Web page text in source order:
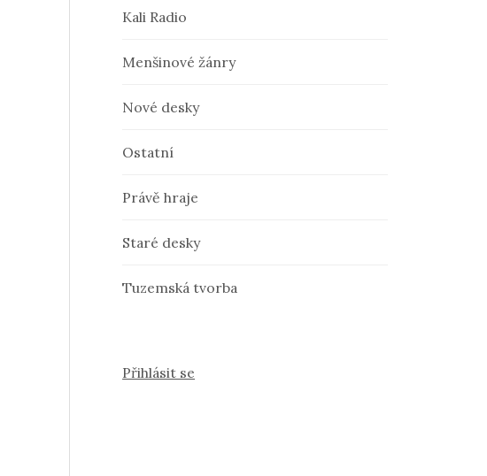
Kali Radio
Menšinové žánry
Nové desky
Ostatní
Právě hraje
Staré desky
Tuzemská tvorba
Přihlásit se